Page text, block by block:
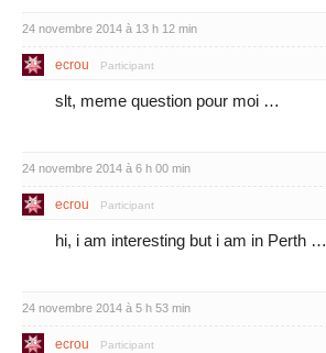
24 novembre 2014 à 13 h 12 min
ecrou Participant
slt, meme question pour moi …
24 novembre 2014 à 6 h 00 min
ecrou Participant
hi, i am interesting but i am in Perth …
24 novembre 2014 à 5 h 53 min
ecrou Participant